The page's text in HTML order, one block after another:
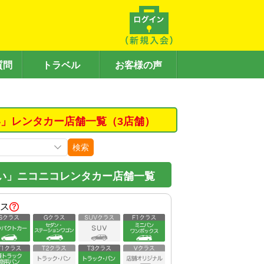
問 トラベル お客様の声
レンタカー店舗一覧（3店舗）
検索
」ニコニコレンタカー店舗一覧